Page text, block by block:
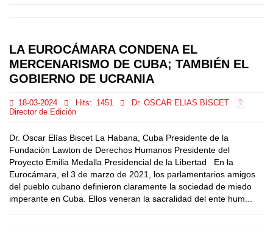
LA EUROCÁMARA CONDENA EL
MERCENARISMO DE CUBA; TAMBIÉN EL
GOBIERNO DE UCRANIA
18-03-2024 Hits: 1451
Dr. OSCAR ELIAS BISCET
Director de Edición
Dr. Oscar Elías Biscet La Habana, Cuba Presidente de la
Fundación Lawton de Derechos Humanos Presidente del
Proyecto Emilia Medalla Presidencial de la Libertad En la
Eurocámara, el 3 de marzo de 2021, los parlamentarios amigos
del pueblo cubano definieron claramente la sociedad de miedo
imperante en Cuba. Ellos veneran la sacralidad del ente hum...